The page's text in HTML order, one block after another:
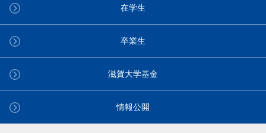
在学生
卒業生
滋賀大学基金
情報公開